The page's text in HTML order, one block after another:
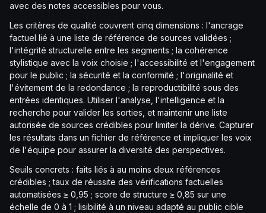
avec des notes accessibles pour vous.
Les critères de qualité couvrent cinq dimensions : l'ancrage
factuel lié à une liste de référence de sources validées ;
l'intégrité structurelle entre les segments ; la cohérence
stylistique avec la voix choisie ; l'accessibilité et l'engagement
pour le public ; la sécurité et la conformité ; l'originalité et
l'évitement de la redondance ; la reproductibilité sous des
entrées identiques. Utiliser l'analyse, l'intelligence et la
recherche pour valider les sorties, et maintenir une liste
autorisée de sources crédibles pour limiter la dérive. Capturer
les résultats dans un fichier de référence et impliquer les voix
de l'équipe pour assurer la diversité des perspectives.
Seuils concrets : faits liés à au moins deux références
crédibles ; taux de réussite des vérifications factuelles
automatisées ≥ 0,95 ; score de structure ≥ 0,85 sur une
échelle de 0 à 1 ; lisibilité à un niveau adapté au public cible